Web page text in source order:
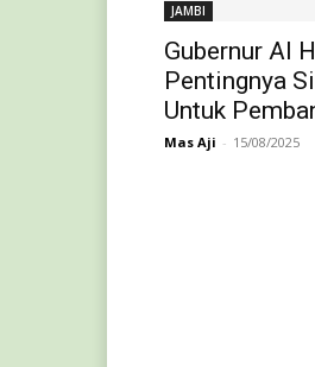
JAMBI
Gubernur Al
Pentingnya
Untuk
Mas Aji - 15/08/2025